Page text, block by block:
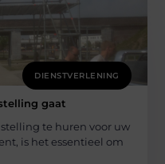
DIENSTVERLENING
gaat
te huren voor uw
is het essentieel om